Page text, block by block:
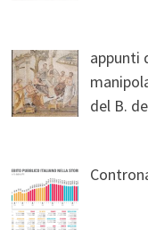
appunti
del B.